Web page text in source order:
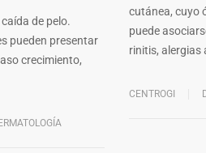
de pelo.
pueden presentar
crecimiento,
cutánea, cuyo
puede
rinitis, alergias
CENTROGI